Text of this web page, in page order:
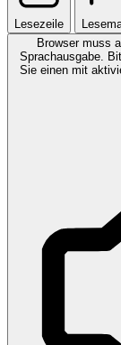
Lesezeile
Browser muss
Sprachausgabe.
Sie einen mit